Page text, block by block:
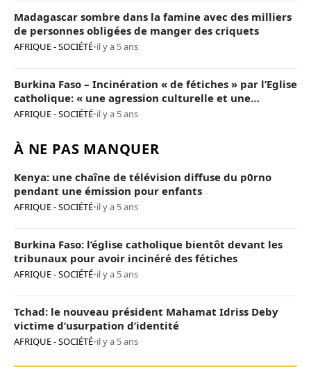
Madagascar sombre dans la famine avec des milliers
de personnes obligées de manger des criquets
AFRIQUE - SOCIÉTÉ•il y a 5 ans
Burkina Faso – Incinération « de fétiches » par l’Eglise
catholique: « une agression culturelle et une
provocation de trop »
AFRIQUE - SOCIÉTÉ•il y a 5 ans
À NE PAS MANQUER
Kenya: une chaîne de télévision diffuse du p0rno
pendant une émission pour enfants
AFRIQUE - SOCIÉTÉ•il y a 5 ans
Burkina Faso: l’église catholique bientôt devant les
tribunaux pour avoir incinéré des fétiches
AFRIQUE - SOCIÉTÉ•il y a 5 ans
Tchad: le nouveau président Mahamat Idriss Deby
victime d’usurpation d’identité
AFRIQUE - SOCIÉTÉ•il y a 5 ans